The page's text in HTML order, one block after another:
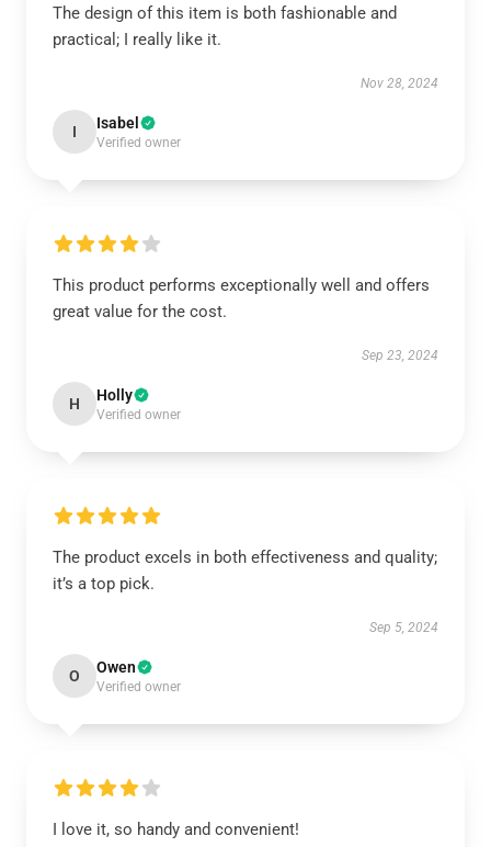
The design of this item is both fashionable and
practical; I really like it.
Nov 28, 2024
I Isabel
Verified owner
This product performs exceptionally well and offers
great value for the cost.
Sep 23, 2024
H Holly
Verified owner
The product excels in both effectiveness and quality;
it’s a top pick.
Sep 5, 2024
O Owen
Verified owner
I love it, so handy and convenient!